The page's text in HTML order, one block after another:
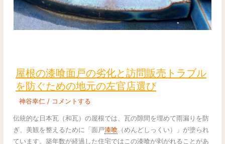
な
ベ
屋根の漆喰面戸の劣化と訪問販売トラブル
を防ぐための地元の左官店選び
神谷幸仁/ コメントする
伝統的な日本瓦（和瓦）の屋根では、瓦の隙間を埋めて雨漏りを防
ぎ、美観を整えるために「面戸漆喰 （めんどしっくい）」が塗られ
ています。築年数が経過した住宅ではこの漆喰が剥がれることがあ
の
漆
喰
面
戸
の